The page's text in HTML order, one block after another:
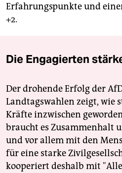
Erfahrungspunkte und
+2.
Die Engagierten
Der drohende Erfolg der
Landtagswahlen zeigt, wie
Kräfte inzwischen
braucht es Zusammenhalt
und vor allem mit den
für eine starke
kooperiert deshalb mit